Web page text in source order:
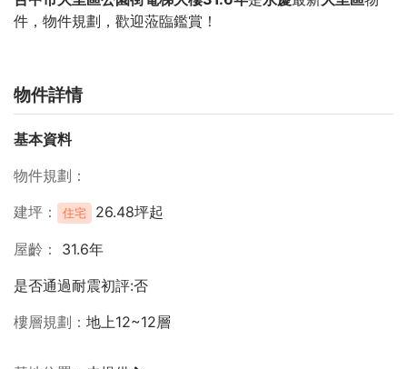
件，物件規劃 ，歡迎蒞臨鑑賞！
物件詳情
基本資料
物件規劃
建坪
住宅 26.48坪起
屋齡
31.6年
是否通過耐震初評:否
樓層規劃
地上12~12層